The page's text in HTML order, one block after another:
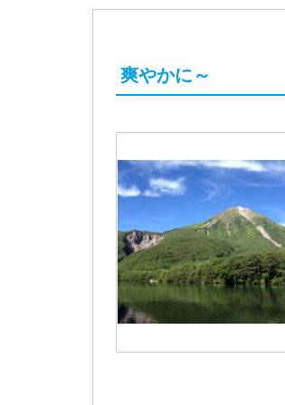
爽やかに～